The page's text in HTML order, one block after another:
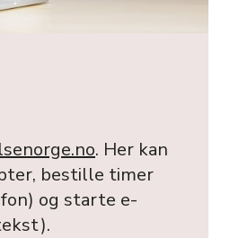
. Her kan
bestille timer
og starte e-